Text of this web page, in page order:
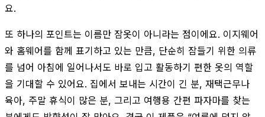
요.
또 하나의 포인트는 이름만 잠옷이 아니라는 점이에요. 이지웨어
와 홈웨어를 함께 표기하고 있는 만큼, 단순히 잠들기 위한 의류
를 넘어 아침에 일어나서도 바로 입고 활동하기 편한 옷의 역할
을 기대할 수 있어요. 집에서 보내는 시간이 긴 분, 재택근무나
육아, 주말 휴식이 많은 분, 그리고 여행용 간편 파자마를 찾는